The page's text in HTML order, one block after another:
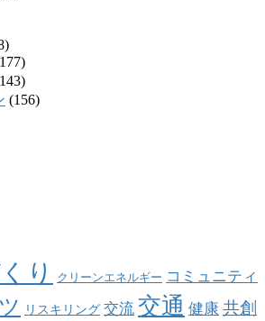
(156)
り クリーンエネルギー コミュニティ
リスキリング 交流 交通 健康 共創